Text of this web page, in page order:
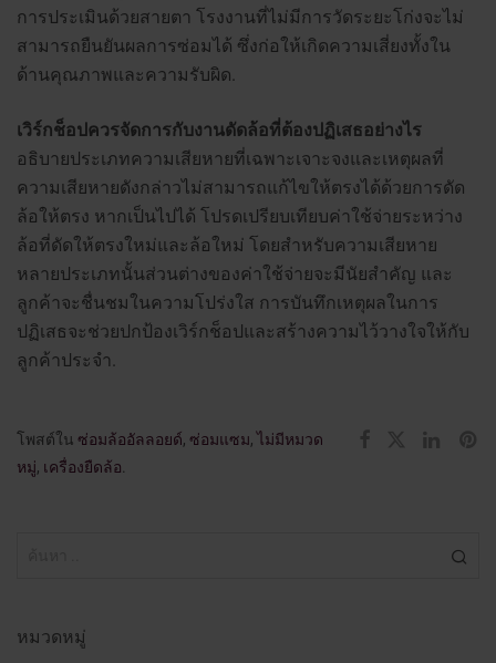
การประเมินด้วยสายตา โรงงานที่ไม่มีการวัดระยะโก่งจะไม่
สามารถยืนยันผลการซ่อมได้ ซึ่งก่อให้เกิดความเสี่ยงทั้งใน
ด้านคุณภาพและความรับผิด.
เวิร์กช็อปควรจัดการกับงานดัดล้อที่ต้องปฏิเสธอย่างไร
อธิบายประเภทความเสียหายที่เฉพาะเจาะจงและเหตุผลที่
ความเสียหายดังกล่าวไม่สามารถแก้ไขให้ตรงได้ด้วยการดัด
ล้อให้ตรง หากเป็นไปได้ โปรดเปรียบเทียบค่าใช้จ่ายระหว่าง
ล้อที่ดัดให้ตรงใหม่และล้อใหม่ โดยสำหรับความเสียหาย
หลายประเภทนั้นส่วนต่างของค่าใช้จ่ายจะมีนัยสำคัญ และ
ลูกค้าจะชื่นชมในความโปร่งใส การบันทึกเหตุผลในการ
ปฏิเสธจะช่วยปกป้องเวิร์กช็อปและสร้างความไว้วางใจให้กับ
ลูกค้าประจำ.
โพสต์ใน ซ่อมล้ออัลลอยด์, ซ่อมแซม, ไม่มีหมวด
หมู่, เครื่องยืดล้อ
หมวดหมู่